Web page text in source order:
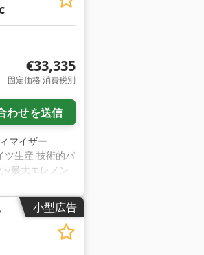
€33,335
固定価格 消費税別
わせを送信
マイザー
ツ生産 技術的パ
/最大エレメン
/ min 加速度
～1.2秒 入り
ベア 総出力
化 全長 8300
小型広告